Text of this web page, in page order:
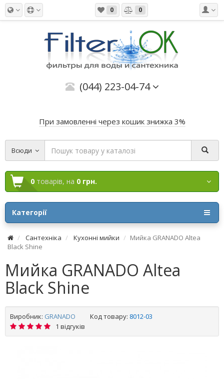
0 0
(044) 223-04-74
При замовленні через кошик знижка 3%
Всюди
0 товарів, на 0 грн.
Категорії
Сантехніка Кухонні мийки
Мийка GRANADO Altea
Black Shine
Мийка GRANADO Altea
Black Shine
Виробник: GRANADO Код товару: 8012-03
1 відгуків